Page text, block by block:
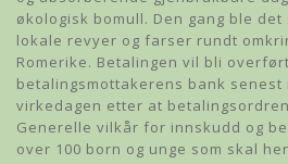
økologisk bomull. Den gang ble
lokale revyer og farser rundt
Romerike. Betalingen vil bli
betalingsmottakerens bank
virkedagen etter at
Generelle vilkår for innskudd og
over 100 born og unge som skal